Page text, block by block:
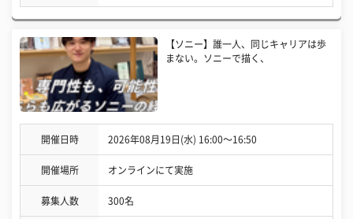
【ソニー】誰一人、同じキャリアは歩
まない。ソニーで描く、
開催日時 2026年08月19日(水) 16:00〜16:50
開催場所 オンラインにて実施
募集人数 300名